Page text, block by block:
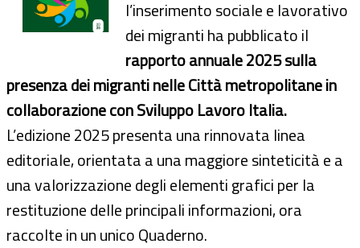
l’inserimento sociale e lavorativo
dei migranti ha pubblicato il
rapporto annuale 2025 sulla
presenza dei migranti nelle Città metropolitane in
collaborazione con Sviluppo Lavoro Italia.
L’edizione 2025 presenta una rinnovata linea
editoriale, orientata a una maggiore sinteticità e a
una valorizzazione degli elementi grafici per la
restituzione delle principali informazioni, ora
raccolte in un unico Quaderno.